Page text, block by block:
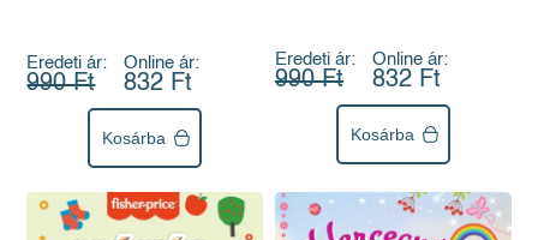
Eredeti ár:
990 Ft
Online ár:
832 Ft
Kosárba
Eredeti ár:
990 Ft
Online ár:
832 Ft
Kosárba